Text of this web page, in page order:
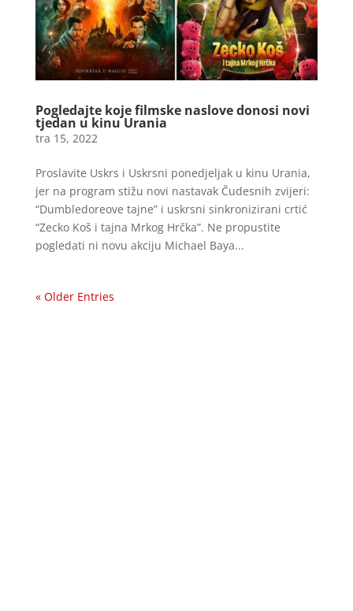
Pogledajte koje filmske naslove donosi novi
tjedan u kinu Urania
tra 15, 2022
Proslavite Uskrs i Uskrsni ponedjeljak u kinu Urania,
jer na program stižu novi nastavak Čudesnih zvijeri:
“Dumbledoreove tajne” i uskrsni sinkronizirani crtić
“Zecko Koš i tajna Mrkog Hrčka”. Ne propustite
pogledati ni novu akciju Michael Baya...
« Older Entries